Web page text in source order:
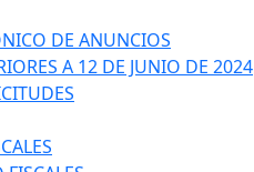
DE ANUNCIOS
A 12 DE JUNIO DE 2024